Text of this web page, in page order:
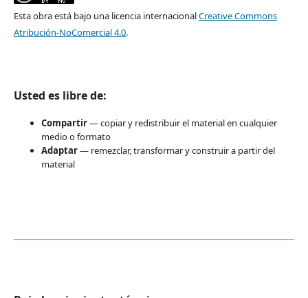
Esta obra está bajo una licencia internacionalCreative Commons
Atribución-NoComercial 4.0.
Usted es libre de:
Compartir— copiar y redistribuir el material en cualquier
medio o formato
Adaptar— remezclar, transformar y construir a partir del
material